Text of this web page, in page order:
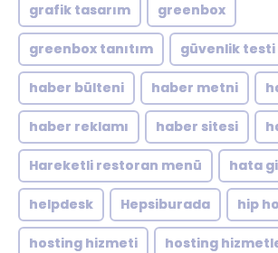
grafik tasarım greenbox
greenbox tanıtım güvenlik testi
haber bülteni haber metni
haber reklamı haber sitesi
Hareketli restoran menü hata
helpdesk Hepsiburada hip
hosting hizmeti hosting